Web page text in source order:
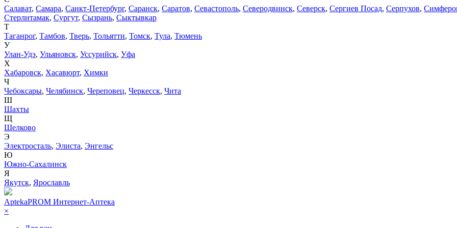
Салават, Самара, Санкт-Петербург, Саранск, Саратов, Севастополь, Северодвинск, Северск, Сергиев Посад, Серпухов,
Стерлитамак, Сургут, Сызрань, Сыктывкар
Т
Таганрог, Тамбов, Тверь, Тольятти, Томск, Тула, Тюмень
У
Улан-Удэ, Ульяновск, Уссурийск, Уфа
Х
Хабаровск, Хасавюрт, Химки
Ч
Чебоксары, Челябинск, Череповец, Черкесск, Чита
Ш
Шахты
Щ
Щелково
Э
Электросталь, Элиста, Энгельс
Ю
Южно-Сахалинск
Я
Якутск, Ярославль
AptekaPROM Интернет-Аптека
×